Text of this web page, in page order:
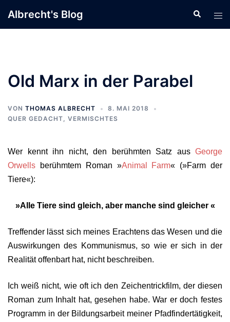
Inhalt
Albrecht's Blog Suche
Old Marx in der Parabel
VON THOMAS ALBRECHT
8. MAI 2018
QUER GEDACHT, VERMISCHTES
Wer kennt ihn nicht, den berühmten Satz aus George
Orwells berühmtem Roman »Animal Farm« (»Farm der
Tiere«):
»Alle Tiere sind gleich, aber manche sind gleicher «
Treffender lässt sich meines Erachtens das Wesen und die
Auswirkungen des Kommunismus, so wie er sich in der
Realität offenbart hat, nicht beschreiben.
Ich weiß nicht, wie oft ich den Zeichentrickfilm, der diesen
Roman zum Inhalt hat, gesehen habe. War er doch festes
Programm in der Bildungsarbeit meiner Pfadfindertätigkeit,